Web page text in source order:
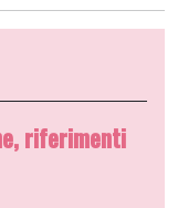
riferimenti